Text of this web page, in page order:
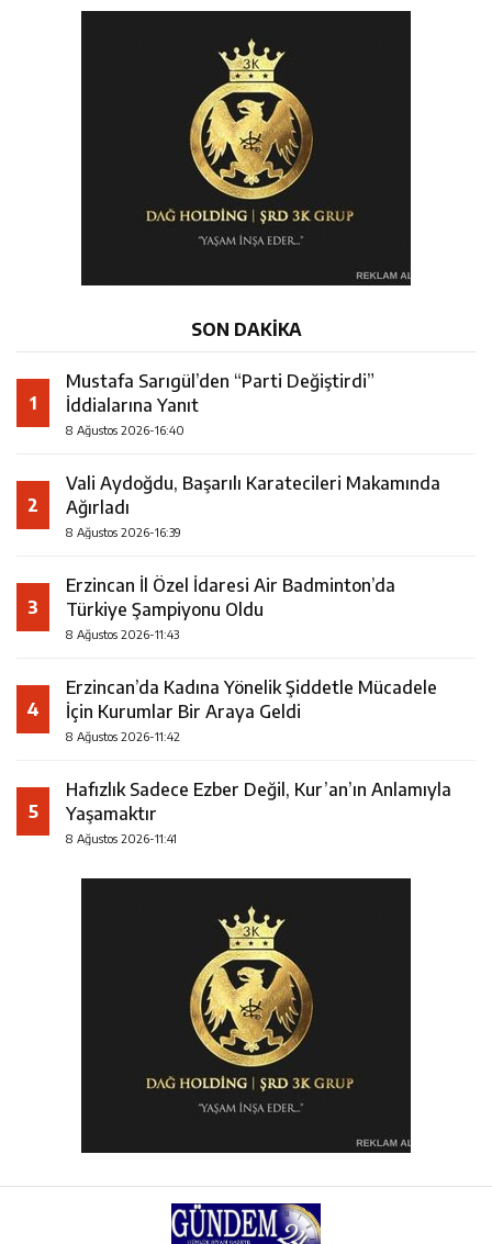
SON DAKİKA
1
Mustafa Sarıgül’den “Parti Değiştirdi”
İddialarına Yanıt
8 Ağustos 2026-16:40
2
Vali Aydoğdu, Başarılı Karatecileri Makamında
Ağırladı
8 Ağustos 2026-16:39
3
Erzincan İl Özel İdaresi Air Badminton’da
Türkiye Şampiyonu Oldu
8 Ağustos 2026-11:43
4
Erzincan’da Kadına Yönelik Şiddetle Mücadele
İçin Kurumlar Bir Araya Geldi
8 Ağustos 2026-11:42
5
Hafızlık Sadece Ezber Değil, Kur’an’ın Anlamıyla
Yaşamaktır
8 Ağustos 2026-11:41